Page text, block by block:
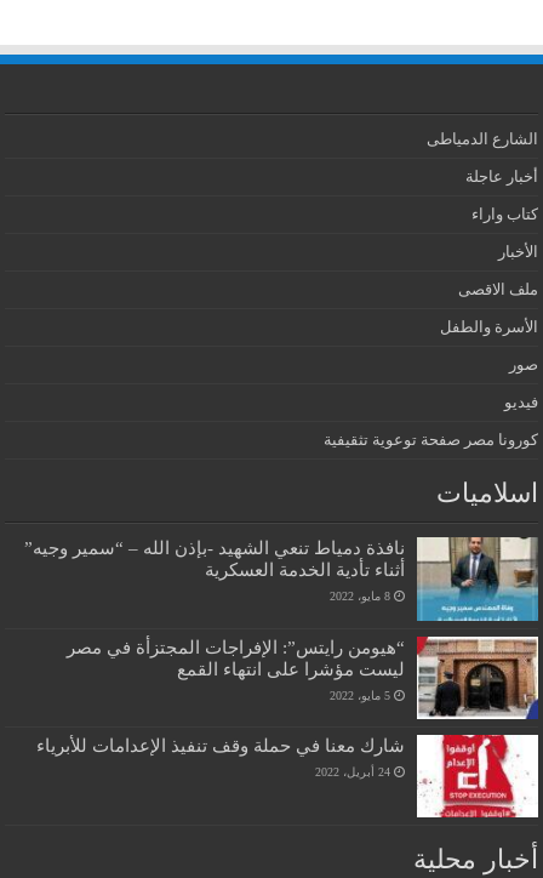
الشارع الدمياطى
أخبار عاجلة
كتاب واراء
الأخبار
ملف الاقصى
الأسرة والطفل
صور
فيديو
كورونا مصر صفحة توعوية تثقيفية
اسلاميات
نافذة دمياط تنعي الشهيد -بإذن الله – “سمير وجيه”
أثناء تأدية الخدمة العسكرية
8 مايو، 2022
“هيومن رايتس”: الإفراجات المجتزأة في مصر
ليست مؤشرا على انتهاء القمع
5 مايو، 2022
شارك معنا في حملة وقف تنفيذ الإعدامات للأبرياء
24 أبريل، 2022
أخبار محلية